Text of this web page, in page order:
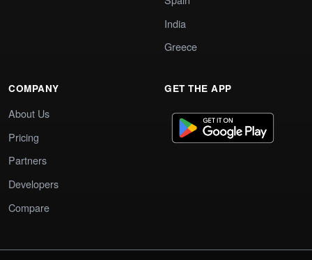
India
Greece
COMPANY
About Us
Pricing
Partners
Developers
Compare
GET THE APP